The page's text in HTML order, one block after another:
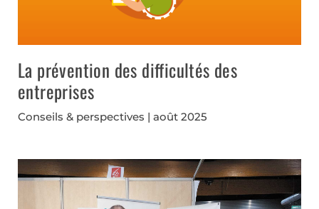
La prévention des difficultés des
entreprises
Conseils & perspectives août 2025